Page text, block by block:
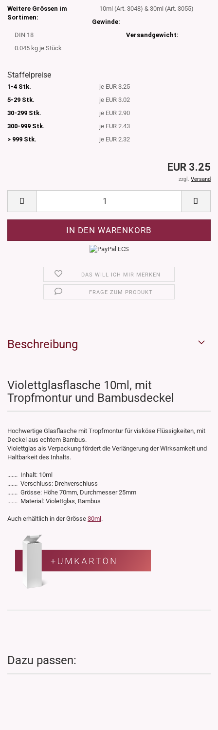
Weitere Grössen im
Sortimen:
10ml (Art. 3048) & 30ml (Art. 3055)
Gewinde:
DIN 18
Versandgewicht:
0.045 kg je Stück
Staffelpreise
1-4 Stk.
je EUR 3.25
5-29 Stk.
je EUR 3.02
30-299 Stk.
je EUR 2.90
300-999 Stk.
je EUR 2.43
> 999 Stk.
je EUR 2.32
EUR 3.25
zzgl. Versand
DAS WILL ICH MIR MERKEN
FRAGE ZUM PRODUKT
Beschreibung
Violettglasflasche 10ml, mit
Tropfmontur und Bambusdeckel
Hochwertige Glasflasche mit Tropfmontur für visköse Flüssigkeiten, mit
Deckel aus echtem Bambus.
Violettglas als Verpackung fördert die Verlängerung der Wirksamkeit und
Haltbarkeit des Inhalts.
....... Inhalt: 10ml
....... Verschluss: Drehverschluss
....... Grösse: Höhe 70mm, Durchmesser 25mm
....... Material: Violettglas, Bambus
Auch erhältlich in der Grösse 30ml .
Dazu passen: